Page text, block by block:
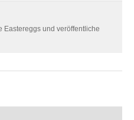
Eastereggs und veröffentliche